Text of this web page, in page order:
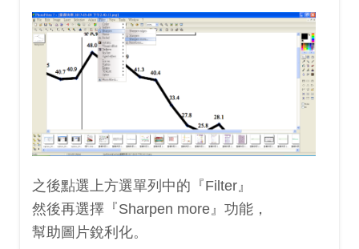
之後點選上方選單列中的『Filter』
然後再選擇『Sharpen more』功能，
幫助圖片銳利化。